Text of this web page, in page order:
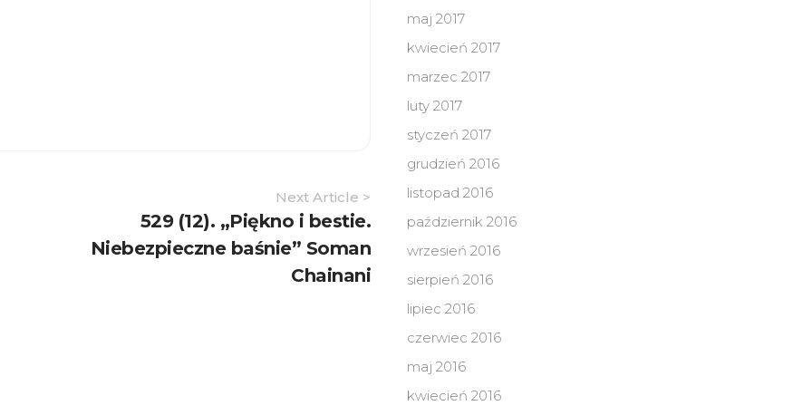
Next Article >
529 (12). „Piękno i bestie.
Niebezpieczne baśnie” Soman
Chainani
maj 2017
kwiecień 2017
marzec 2017
luty 2017
styczeń 2017
grudzień 2016
listopad 2016
październik 2016
wrzesień 2016
sierpień 2016
lipiec 2016
czerwiec 2016
maj 2016
kwiecień 2016